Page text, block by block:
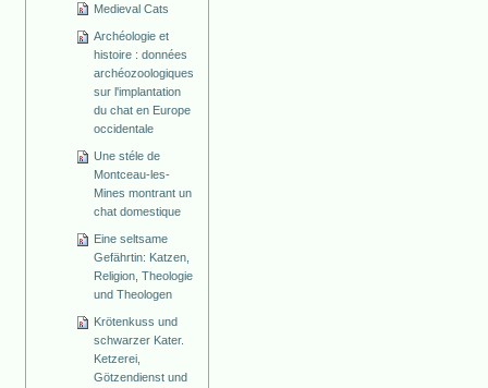
Medieval Cats
Archéologie et
histoire : données
archéozoologiques
sur l'implantation
du chat en Europe
occidentale
Une stéle de
Montceau-les-
Mines montrant un
chat domestique
Eine seltsame
Gefährtin: Katzen,
Religion, Theologie
und Theologen
Krötenkuss und
schwarzer Kater.
Ketzerei,
Götzendienst und